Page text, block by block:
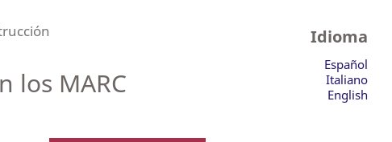
los MARC
Idioma
Español
Italiano
English